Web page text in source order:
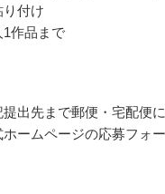
り付け
作品まで
出先まで郵便・宅配便
ホームページの応募フォ